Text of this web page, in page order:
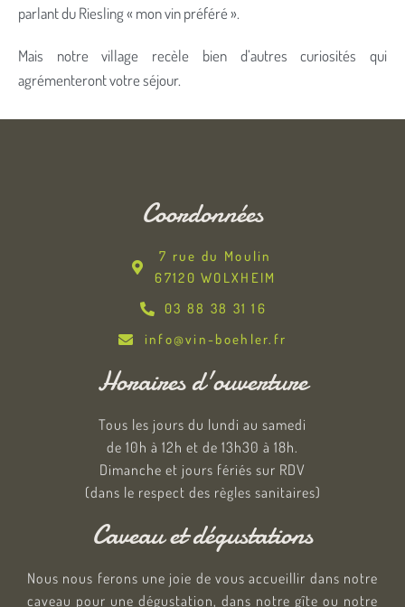
parlant du Riesling « mon vin préféré ».
Mais notre village recèle bien d’autres curiosités qui
agrémenteront votre séjour.
Coordonnées
7 rue du Moulin
67120 WOLXHEIM
03 88 38 31 16
info@vin-boehler.fr
Horaires d'ouverture
Tous les jours du lundi au samedi
de 10h à 12h et de 13h30 à 18h.
Dimanche et jours fériés sur RDV
(dans le respect des règles sanitaires)
Caveau et dégustations
Nous nous ferons une joie de vous accueillir dans notre
caveau pour une dégustation, dans notre gîte ou notre